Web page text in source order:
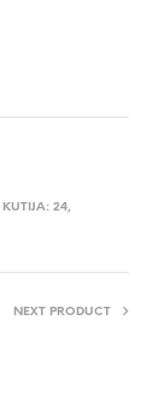
KUTIJA: 24,
NEXT PRODUCT